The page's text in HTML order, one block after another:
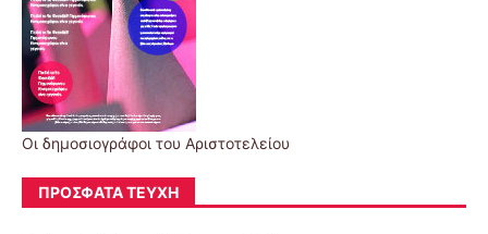
Οι δημοσιογράφοι του Αριστοτελείου
ΠΡΌΣΦΑΤΑ ΤΕΎΧΗ